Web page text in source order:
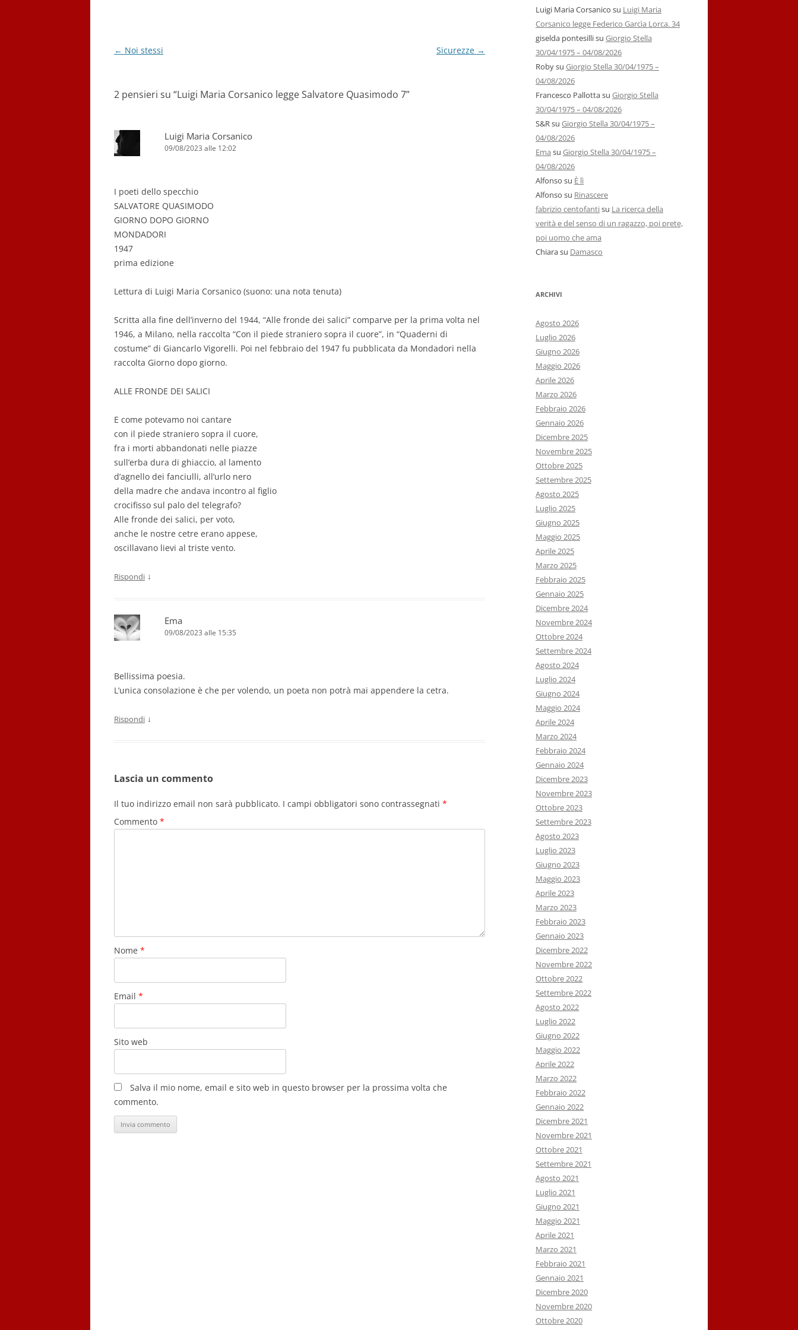
Navigazione
← Noi stessi Sicurezze →
2 pensieri su “Luigi Maria Corsanico legge Salvatore Quasimodo 7”
Luigi Maria Corsanico
09/08/2023 alle 12:02
I poeti dello specchio
SALVATORE QUASIMODO
GIORNO DOPO GIORNO
MONDADORI
1947
prima edizione
Lettura di Luigi Maria Corsanico (suono: una nota tenuta)
Scritta alla fine dell’inverno del 1944, “Alle fronde dei salici” comparve per la prima volta nel
1946, a Milano, nella raccolta “Con il piede straniero sopra il cuore”, in “Quaderni di
costume” di Giancarlo Vigorelli. Poi nel febbraio del 1947 fu pubblicata da Mondadori nella
raccolta Giorno dopo giorno.
ALLE FRONDE DEI SALICI
E come potevamo noi cantare
con il piede straniero sopra il cuore,
fra i morti abbandonati nelle piazze
sull’erba dura di ghiaccio, al lamento
d’agnello dei fanciulli, all’urlo nero
della madre che andava incontro al figlio
crocifisso sul palo del telegrafo?
Alle fronde dei salici, per voto,
anche le nostre cetre erano appese,
oscillavano lievi al triste vento.
Rispondi ↓
Ema
09/08/2023 alle 15:35
Bellissima poesia.
L’unica consolazione è che per volendo, un poeta non potrà mai appendere la cetra.
Rispondi ↓
Lascia un commento
Il tuo indirizzo email non sarà pubblicato. I campi obbligatori sono contrassegnati *
Commento *
Nome *
Email *
Sito web
Salva il mio nome, email e sito web in questo browser per la prossima volta che
commento.
Luigi Maria Corsanico su Luigi Maria
Corsanico legge Federico Garcìa Lorca. 34
giselda pontesillisu Giorgio Stella
30/04/1975 – 04/08/2026
Robysu Giorgio Stella 30/04/1975 –
04/08/2026
Francesco Pallottasu Giorgio Stella
30/04/1975 – 04/08/2026
S&Rsu Giorgio Stella 30/04/1975 –
04/08/2026
Ema su Giorgio Stella 30/04/1975 –
04/08/2026
Alfonso su È lì
Alfonso su Rinascere
fabrizio centofantisu La ricerca della
verità e del senso di un ragazzo, poi prete,
poi uomo che ama
Chiarasu Damasco
ARCHIVI
Agosto 2026
Luglio 2026
Giugno 2026
Maggio 2026
Aprile 2026
Marzo 2026
Febbraio 2026
Gennaio 2026
Dicembre 2025
Novembre 2025
Ottobre 2025
Settembre 2025
Agosto 2025
Luglio 2025
Giugno 2025
Maggio 2025
Aprile 2025
Marzo 2025
Febbraio 2025
Gennaio 2025
Dicembre 2024
Novembre 2024
Ottobre 2024
Settembre 2024
Agosto 2024
Luglio 2024
Giugno 2024
Maggio 2024
Aprile 2024
Marzo 2024
Febbraio 2024
Gennaio 2024
Dicembre 2023
Novembre 2023
Ottobre 2023
Settembre 2023
Agosto 2023
Luglio 2023
Giugno 2023
Maggio 2023
Aprile 2023
Marzo 2023
Febbraio 2023
Gennaio 2023
Dicembre 2022
Novembre 2022
Ottobre 2022
Settembre 2022
Agosto 2022
Luglio 2022
Giugno 2022
Maggio 2022
Aprile 2022
Marzo 2022
Febbraio 2022
Gennaio 2022
Dicembre 2021
Novembre 2021
Ottobre 2021
Settembre 2021
Agosto 2021
Luglio 2021
Giugno 2021
Maggio 2021
Aprile 2021
Marzo 2021
Febbraio 2021
Gennaio 2021
Dicembre 2020
Novembre 2020
Ottobre 2020